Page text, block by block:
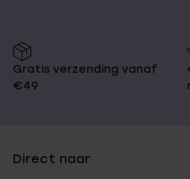
Gratis verzending vanaf
€49
Direct naar